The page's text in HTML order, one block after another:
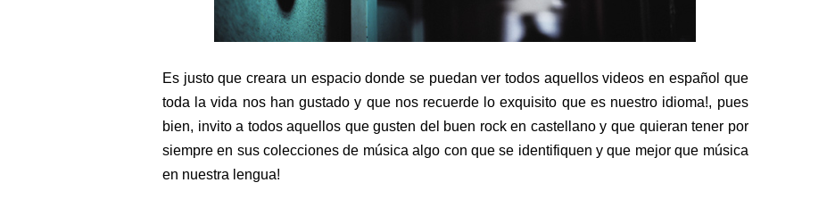
La saga de los supercontinentes
La última vez que el globo se calentó
Una breve historia del tiempo geológico
Hey Brother!!
Es justo que creara un espacio donde se puedan ver todos aquellos videos en español que
toda la vida nos han gustado y que nos recuerde lo exquisito que es nuestro idioma!, pues
bien, invito a todos aquellos que gusten del buen rock en castellano y que quieran tener por
siempre en sus colecciones de música algo con que se identifiquen y que mejor que música
en nuestra lengua!